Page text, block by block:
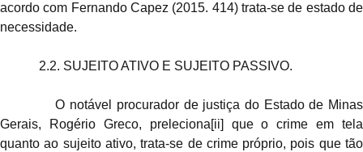
acordo com Fernando Capez (2015. 414) trata-se de estado de
necessidade.
2.2. SUJEITO ATIVO E SUJEITO PASSIVO.
O notável procurador de justiça do Estado de Minas
Gerais, Rogério Greco, preleciona[ii] que o crime em tela
quanto ao sujeito ativo, trata-se de crime próprio, pois que tão